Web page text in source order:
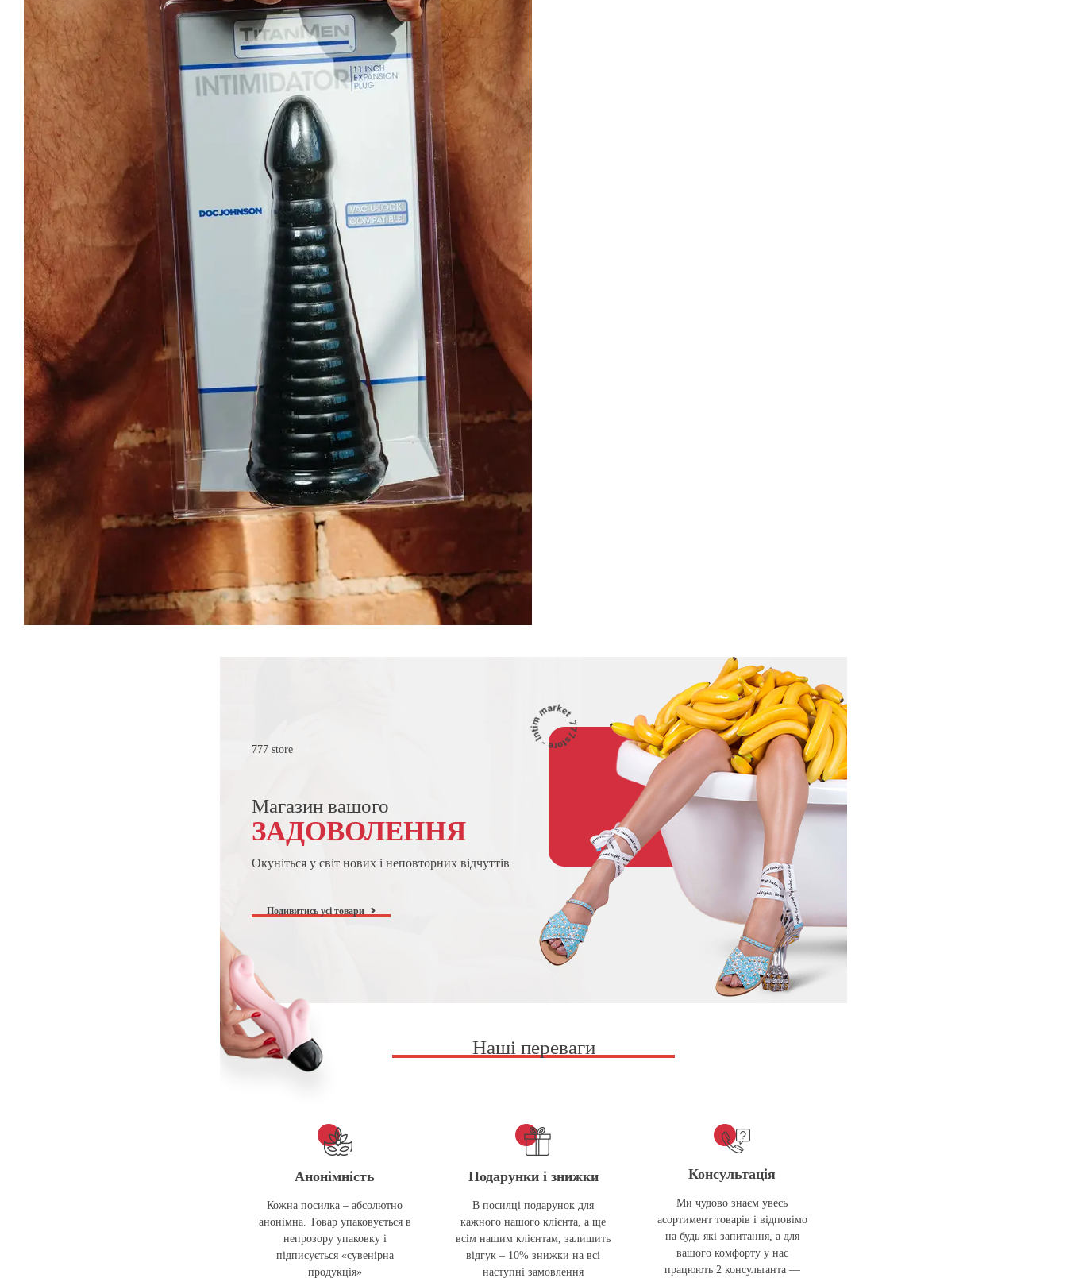
777 store
Магазин вашого
ЗАДОВОЛЕННЯ
Окуніться у світ нових і неповторних відчуттів
Подивитись усі товари
Наші переваги
Анонімність
Кожна посилка – абсолютно
анонімна. Товар упаковується в
непрозору упаковку і
підписується «сувенірна
продукція»
Подарунки і знижки
В посилці подарунок для
кажного нашого клієнта, а ще
всім нашим клієнтам, залишить
відгук – 10% знижки на всі
наступні замовлення
Консультація
Ми чудово знаєм увесь
асортимент товарів і відповімо
на будь-які запитання, а для
вашого комфорту у нас
працюють 2 консультанта —